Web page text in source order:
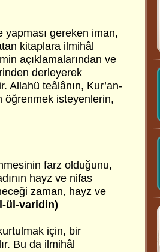
yapması gereken iman,
kitaplara ilmihâl
açıklamalarından ve
derleyerek
Allahü teâlânın, Kur’an-
öğrenmek isteyenlerin,
farz olduğunu,
hayz ve nifas
zaman, hayz ve
ül-varidin)
için, bir
Bu da ilmihâl